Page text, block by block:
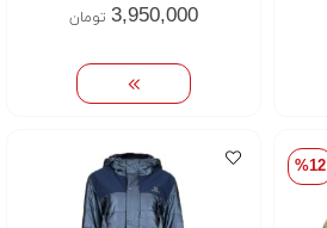
3,950,000 تومان
%12